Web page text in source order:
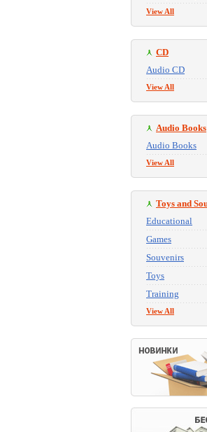
View All
CD
Audio CD
View All
Audio Books
Audio Books
View All
Toys and
Educational
Games
Souvenirs
Toys
Training
View All